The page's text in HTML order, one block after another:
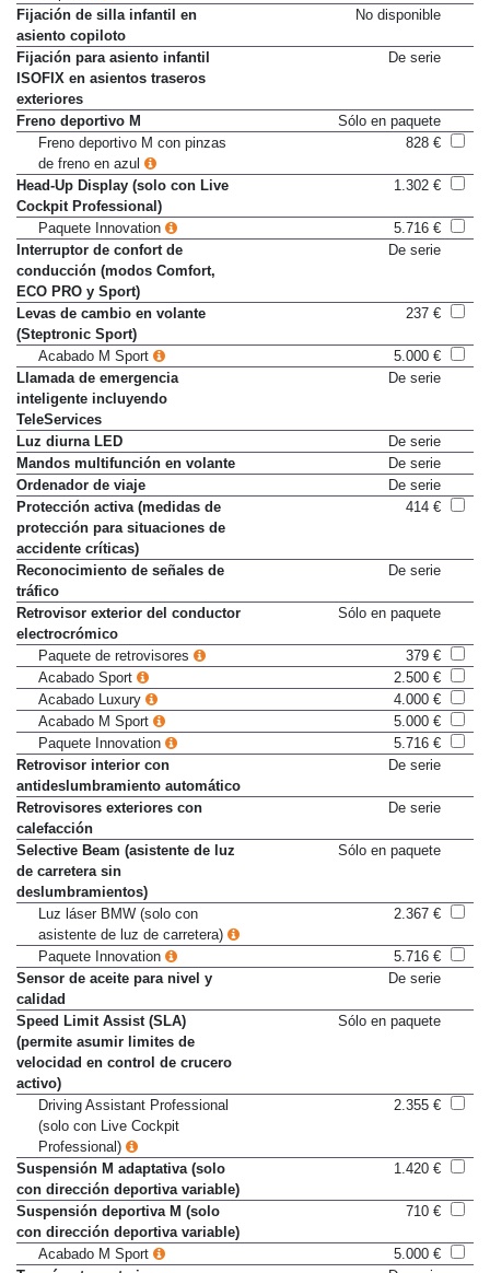
ampliado
Fijación de silla infantil en
asiento copiloto
Fijación para asiento infantil
ISOFIX en asientos traseros
exteriores
Freno deportivo M
Sólo en paquete
Freno deportivo M con pinzas
de freno en azul
Head-Up Display (solo con Live
Cockpit Professional)
Paquete Innovation
5.716 €
Interruptor de confort de
conducción (modos Comfort,
ECO PRO y Sport)
Levas de cambio en volante
(Steptronic Sport)
Acabado M Sport
5.000 €
Llamada de emergencia
inteligente incluyendo
TeleServices
Luz diurna LED
De serie
Mandos multifunción en volante
De serie
Ordenador de viaje
De serie
Protección activa (medidas de
protección para situaciones de
accidente críticas)
Reconocimiento de señales de
tráfico
Retrovisor exterior del conductor
electrocrómico
Paquete de retrovisores
379 €
Acabado Sport
2.500 €
Acabado Luxury
4.000 €
Acabado M Sport
5.000 €
Paquete Innovation
5.716 €
Retrovisor interior con
antideslumbramiento automático
Retrovisores exteriores con
calefacción
Selective Beam (asistente de luz
de carretera sin
deslumbramientos)
Luz láser BMW (solo con
asistente de luz de carretera)
Paquete Innovation
5.716 €
Sensor de aceite para nivel y
calidad
Speed Limit Assist (SLA)
(permite asumir limites de
velocidad en control de crucero
activo)
Driving Assistant Professional
(solo con Live Cockpit
Professional)
Suspensión M adaptativa (solo
con dirección deportiva variable)
Suspensión deportiva M (solo
con dirección deportiva variable)